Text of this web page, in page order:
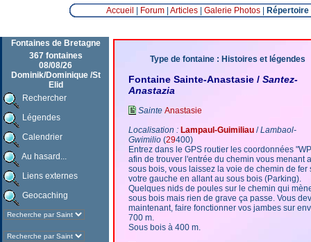
Accueil Forum| Articles| Galerie Photos|
Fontaines de Bretagne
367 fontaines
08/08/26
Dominik/Dominique /St
Elid
Rechercher
Légendes
Calendrier
Au hasard...
Liens externes
Geocaching
Type de fontaine : Histoires et légendes
Fontaine Sainte-Anastasie / Santez-
Anastazia
Sainte Anastasie
Localisation : Lampaul-Guimiliau /Lambaol-
Gwimilio (29400)
Entrez dans le GPS routier les coordonnées
afin de trouver l'entrée du chemin vous menant
sous bois, vous laissez la voie de chemin de fer
votre gauche en allant au sous bois (Parking).
Quelques nids de poules sur le chemin qui
sous bois mais rien de grave ça passe. Vous
maintenant, faire fonctionner vos jambes sur
700 m.
Sous bois à 400 m.